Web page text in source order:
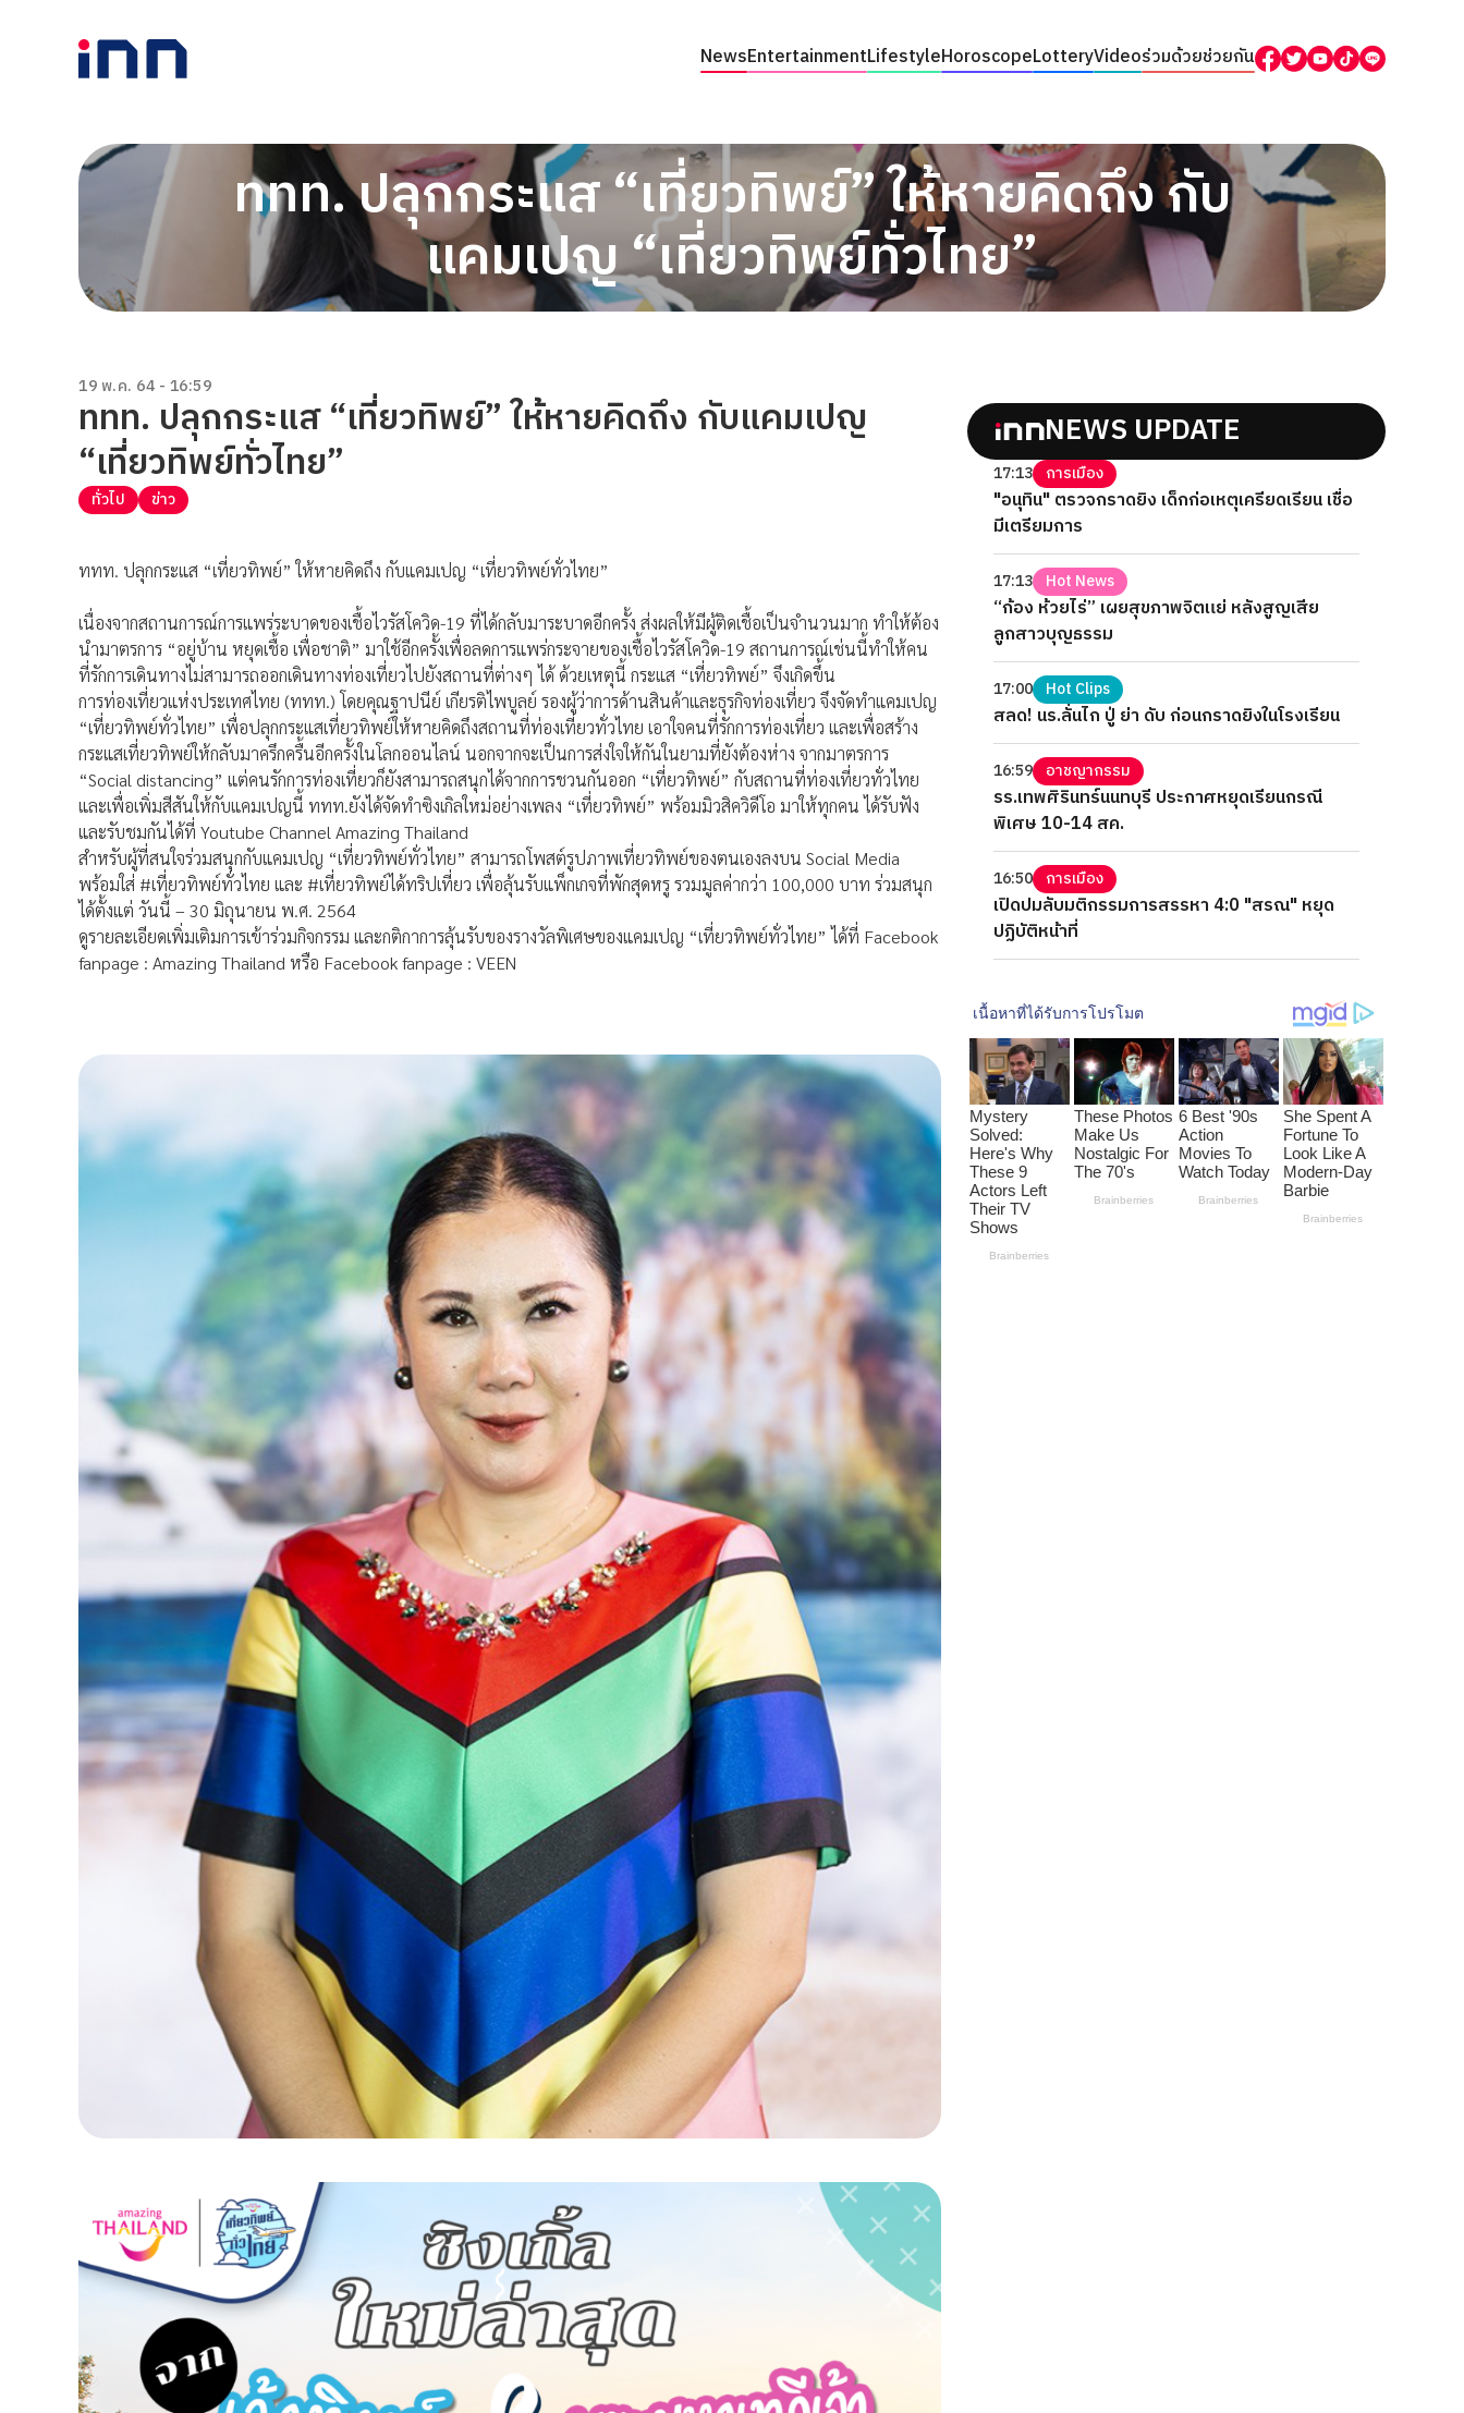
NewsEntertainmentLifestyleHoroscopeLotteryVideoร่วมด้วยช่วยกัน
ททท. ปลุกกระแส “เที่ยวทิพย์” ให้หายคิดถึง กับ
แคมเปญ “เที่ยวทิพย์ทั่วไทย”
19 พ.ค. 64 - 16:59
ททท. ปลุกกระแส “เที่ยวทิพย์” ให้หายคิดถึง กับแคมเปญ
“เที่ยวทิพย์ทั่วไทย”
ทั่วไป ข่าว
ททท. ปลุกกระแส “เที่ยวทิพย์” ให้หายคิดถึง กับแคมเปญ “เที่ยวทิพย์ทั่วไทย”
เนื่องจากสถานการณ์การแพร่ระบาดของเชื้อไวรัสโควิด-19 ที่ได้กลับมาระบาดอีกครั้ง ส่งผลให้มีผู้ติดเชื้อเป็นจำนวนมาก ทำให้ต้อง
นำมาตรการ “อยู่บ้าน หยุดเชื้อ เพื่อชาติ” มาใช้อีกครั้งเพื่อลดการแพร่กระจายของเชื้อไวรัสโควิด-19 สถานการณ์เช่นนี้ทำให้คน
ที่รักการเดินทางไม่สามารถออกเดินทางท่องเที่ยวไปยังสถานที่ต่างๆ ได้ ด้วยเหตุนี้ กระแส “เที่ยวทิพย์” จึงเกิดขึ้น
การท่องเที่ยวแห่งประเทศไทย (ททท.) โดยคุณฐาปนีย์ เกียรติไพบูลย์ รองผู้ว่าการด้านสินค้าและธุรกิจท่องเที่ยว จึงจัดทำแคมเปญ
“เที่ยวทิพย์ทั่วไทย” เพื่อปลุกกระแสเที่ยวทิพย์ให้หายคิดถึงสถานที่ท่องเที่ยวทั่วไทย เอาใจคนที่รักการท่องเที่ยว และเพื่อสร้าง
กระแสเที่ยวทิพย์ให้กลับมาครึกครื้นอีกครั้งในโลกออนไลน์ นอกจากจะเป็นการส่งใจให้กันในยามที่ยังต้องห่าง จากมาตรการ
“Social distancing” แต่คนรักการท่องเที่ยวก็ยังสามารถสนุกได้จากการชวนกันออก “เที่ยวทิพย์” กับสถานที่ท่องเที่ยวทั่วไทย
และเพื่อเพิ่มสีสันให้กับแคมเปญนี้ ททท.ยังได้จัดทำซิงเกิลใหม่อย่างเพลง “เที่ยวทิพย์” พร้อมมิวสิควิดีโอ มาให้ทุกคน ได้รับฟัง
และรับชมกันได้ที่ Youtube Channel Amazing Thailand
สำหรับผู้ที่สนใจร่วมสนุกกับแคมเปญ “เที่ยวทิพย์ทั่วไทย” สามารถโพสต์รูปภาพเที่ยวทิพย์ของตนเองลงบน Social Media
พร้อมใส่ #เที่ยวทิพย์ทั่วไทย และ #เที่ยวทิพย์ได้ทริปเที่ยว เพื่อลุ้นรับแพ็กเกจที่พักสุดหรู รวมมูลค่ากว่า 100,000 บาท ร่วมสนุก
ได้ตั้งแต่ วันนี้ – 30 มิถุนายน พ.ศ. 2564
ดูรายละเอียดเพิ่มเติมการเข้าร่วมกิจกรรม และกติกาการลุ้นรับของรางวัลพิเศษของแคมเปญ “เที่ยวทิพย์ทั่วไทย” ได้ที่ Facebook
fanpage : Amazing Thailand หรือ Facebook fanpage : VEEN
NEWS UPDATE
17:13 การเมือง
"อนุทิน" ตรวจกราดยิง เด็กก่อเหตุเครียดเรียน เชื่อ
มีเตรียมการ
17:13 Hot News
“ก้อง ห้วยไร่” เผยสุขภาพจิตแย่ หลังสูญเสีย
ลูกสาวบุญธรรม
17:00 Hot Clips
สลด! นร.ลั่นไก ปู่ ย่า ดับ ก่อนกราดยิงในโรงเรียน
16:59 อาชญากรรม
รร.เทพศิรินทร์นนทบุรี ประกาศหยุดเรียนกรณี
พิเศษ 10-14 สค.
16:50 การเมือง
เปิดปมลับมติกรรมการสรรหา 4:0 "สรณ" หยุด
ปฏิบัติหน้าที่